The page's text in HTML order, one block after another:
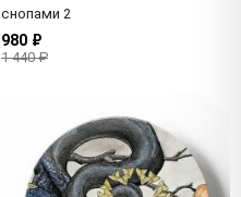
снопами 2
980 ₽
1 440 ₽